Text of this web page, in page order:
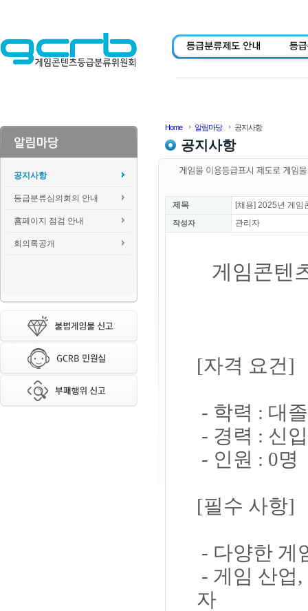
공지사항
등급분류심의회의 안내
홈페이지 점검 안내
회의록공개
Home 알림마당 공지사항
공지사항
제목 [채용] 2025년 게임
작성자 관리자
게임콘텐
[자격 요건]
- 학력 : 대
- 경력 : 신
- 인원 : 0명
[필수 사항]
- 다양한 게
- 게임 산업
자